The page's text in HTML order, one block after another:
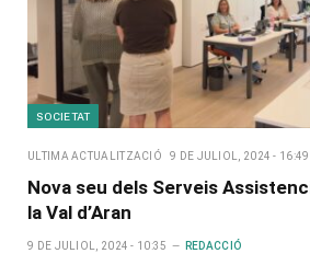
SOCIETAT
ULTIMA ACTUALITZACIÓ 9 DE JULIOL, 2024 - 16:49
Nova seu dels Serveis
la Val d’Aran
9 DE JULIOL, 2024 - 10:35 REDACCIÓ